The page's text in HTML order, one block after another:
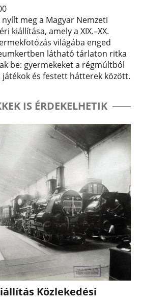
meg a Magyar Nemzeti
kiállítása, amely a XIX.–XX.
világába enged
látható tárlaton ritka
be: gyermekeket a régmúltból
játékok és festett hátterek között.
IS ÉRDEKELHETIK
Közlekedési